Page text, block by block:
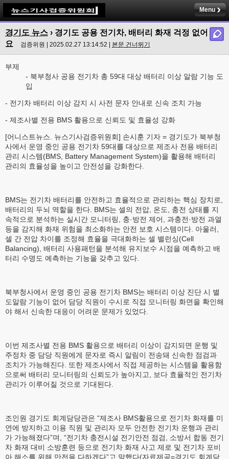
Menu
경기도 뉴스 › 경기도 공용 전기차, 배터리 화재 걱정 없어
요
검증위원 | 2025.02.27 13:14:52 | 본문 건너뛰기
부제
- 북부청사 공용 전기차 총 59대 대상 배터리 이상 알람 기능 도
입
- 전기차 배터리 이상 감지 시 사전 문자 안내로 신속 조치 가능
- 제조사별 전용 BMS 활용으로 신뢰도 및 효율성 강화
[어니스트뉴스. 뉴스기사검증위원회] 손시훈 기자 = 경기도가 북부청
사에서 운영 중인 공용 전기차 59대를 대상으로 제조사 전용 배터리
관리 시스템(BMS, Battery Management System)을 활용해 배터리
관리의 효율성을 높이고 안전성을 강화한다.
BMS는 전기차 배터리를 안전하고 효율적으로 관리하는 핵심 장치로,
배터리의 두뇌 역할을 한다. BMS는 셀의 전압, 온도, 충전 상태를 지
속적으로 분석하는 실시간 모니터링, 충·방전 제어, 과충전·방전 과열
등을 감지해 화재 위험을 최소화하는 안전 보호 시스템이다. 아울러,
셀 간 전압 차이를 조정해 효율을 극대화하는 셀 밸런싱(Cell
Balancing), 배터리 사용패턴을 분석해 유지보수 시점을 예측하고 배
터리 수명도 예측하는 기능을 갖추고 있다.
북부청사에서 운영 중인 공용 전기차 BMS는 배터리 이상 진단 시 별
도알람 기능이 없어 담당 직원이 수시로 직접 모니터링 화면을 확인해
야 해서 신속한 대응이 어려운 문제가 있었다.
이번 제조사별 전용 BMS 활용으로 배터리 이상이 감지되면 운행 및
주정차 중 담당 직원에게 문자로 즉시 알림이 전송돼 신속한 점검과
조치가 가능해진다. 또한 제조사에서 직접 제공하는 시스템을 활용함
으로써 배터리 모니터링의 신뢰도가 높아지고, 보다 효율적인 전기차
관리가 이루어질 것으로 기대된다.
조인원 경기도 회계담당관은 “제조사 BMS활용으로 전기차 화재를 미
연에 방지하고 이용 직원 및 관리자 모두 안전한 전기차 운행과 관리
가 가능해졌다”며, “전기차 충전시설 전기안전 점검, 소방서 합동 전기
차 화재 대비 소방훈련 등으로 전기차 화재 사고 제로 및 전기차 포비
아 해소를 위해 만전을 다하겠다”고 말했다(자료제공=경기도 회계담